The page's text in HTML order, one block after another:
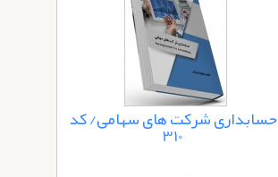
حسابداری شرکت های سهامی/ کد
310